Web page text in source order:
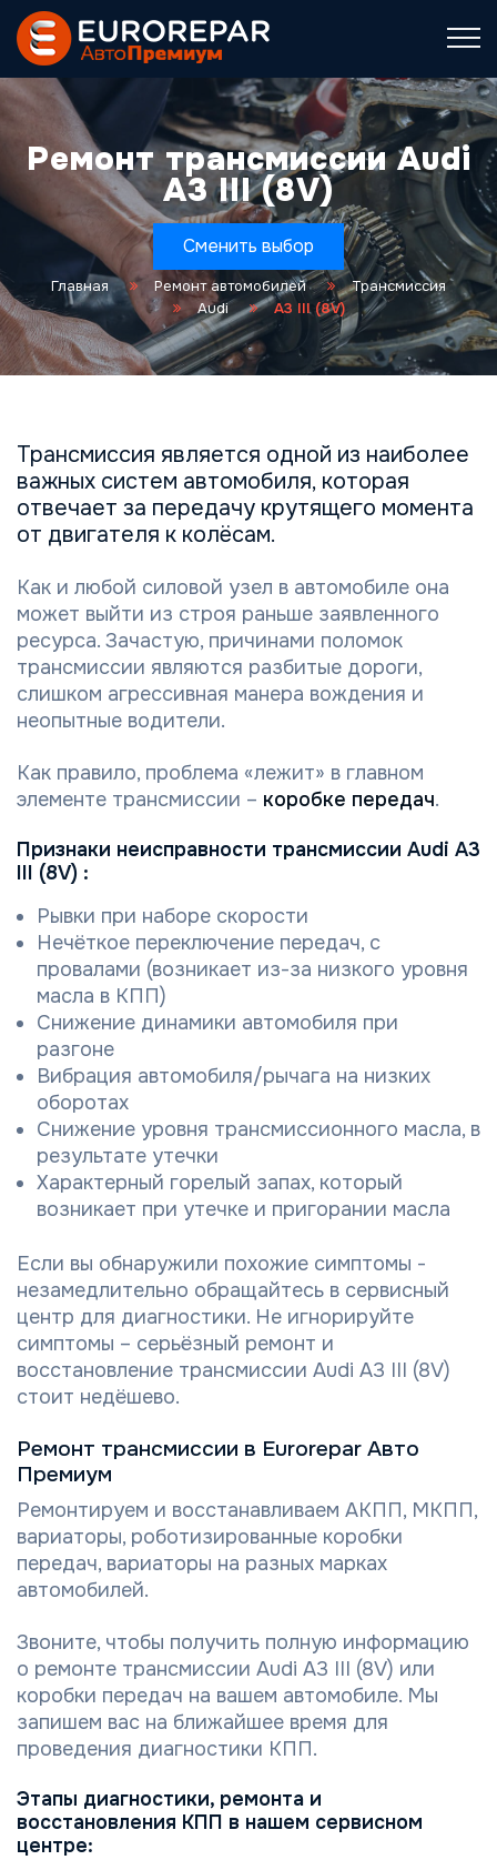
Ремонт трансмиссии Audi
A3 III (8V)
Сменить выбор
Главная Ремонт автомобилей
Трансмиссия
Audi
A3 III (8V)
Трансмиссия является одной из наиболее
важных систем автомобиля, которая
отвечает за передачу крутящего момента
от двигателя к колёсам.
Как и любой силовой узел в автомобиле она
может выйти из строя раньше заявленного
ресурса. Зачастую, причинами поломок
трансмиссии являются разбитые дороги,
слишком агрессивная манера вождения и
неопытные водители.
Как правило, проблема «лежит» в главном
элементе трансмиссии – коробке передач.
Признаки неисправности трансмиссии Audi A3
III (8V) :
Рывки при наборе скорости
Нечёткое переключение передач, с
провалами (возникает из-за низкого уровня
масла в КПП)
Снижение динамики автомобиля при
разгоне
Вибрация автомобиля/рычага на низких
оборотах
Снижение уровня трансмиссионного масла, в
результате утечки
Характерный горелый запах, который
возникает при утечке и пригорании масла
Если вы обнаружили похожие симптомы -
незамедлительно обращайтесь в сервисный
центр для диагностики. Не игнорируйте
симптомы – серьёзный ремонт и
восстановление трансмиссии Audi A3 III (8V)
стоит недёшево.
Ремонт трансмиссии в Eurorepar Авто
Премиум
Ремонтируем и восстанавливаем АКПП, МКПП,
вариаторы, роботизированные коробки
передач, вариаторы на разных марках
автомобилей.
Звоните, чтобы получить полную информацию
о ремонте трансмиссии Audi A3 III (8V) или
коробки передач на вашем автомобиле. Мы
запишем вас на ближайшее время для
проведения диагностики КПП.
Этапы диагностики, ремонта и
восстановления КПП в нашем сервисном
центре: